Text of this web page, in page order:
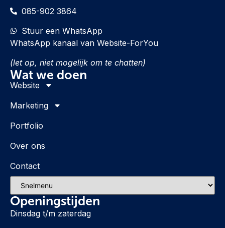
085-902 3864
Stuur een WhatsApp
WhatsApp kanaal van Website-ForYou
(let op, niet mogelijk om te chatten)
Wat we doen
Website
Marketing
Portfolio
Over ons
Contact
Openingstijden
Dinsdag t/m zaterdag